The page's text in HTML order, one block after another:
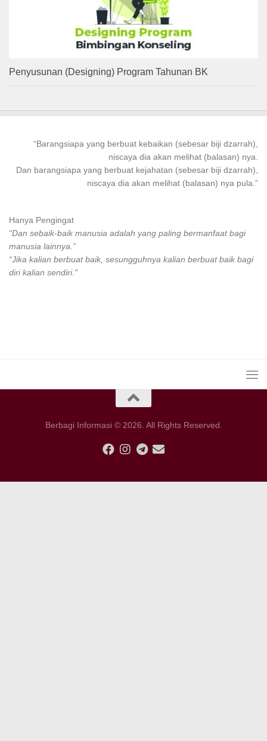
Penyusunan (Designing) Program Tahunan BK
“Barangsiapa yang berbuat kebaikan (sebesar biji dzarrah),
niscaya dia akan melihat (balasan) nya.
Dan barangsiapa yang berbuat kejahatan (sebesar biji dzarrah),
niscaya dia akan melihat (balasan) nya pula.”
Hanya Pengingat
“Dan sebaik-baik manusia adalah yang paling bermanfaat bagi
manusia lainnya.”
“Jika kalian berbuat baik, sesungguhnya kalian berbuat baik bagi
diri kalian sendiri."
Berbagi Informasi © 2026. All Rights Reserved.